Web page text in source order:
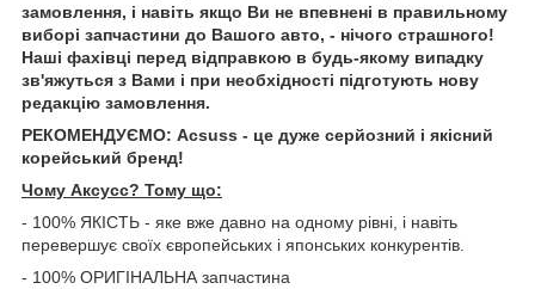
замовлення, і навіть якщо Ви не впевнені в правильному
виборі запчастини до Вашого авто, - нічого страшного!
Наші фахівці перед відправкою в будь-якому випадку
зв'яжуться з Вами і при необхідності підготують нову
редакцію замовлення.
РЕКОМЕНДУЄМО: Acsuss - це дуже серйозний і якісний
корейський бренд!
Чому Aксусс? Тому що:
- 100% ЯКІСТЬ - яке вже давно на одному рівні, і навіть
перевершує своїх європейських і японських конкурентів.
- 100% ОРИГІНАЛЬНА запчастина